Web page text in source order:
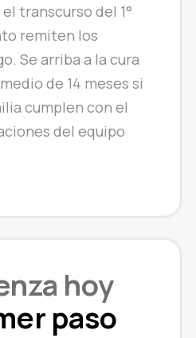
el transcurso del 1°
remiten los
Se arriba a la cura
de 14 meses si
cumplen con el
del equipo
hoy
paso